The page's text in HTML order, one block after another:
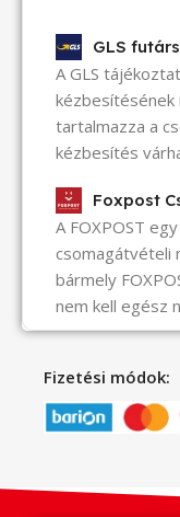
GLS
A GLS
kézbesítésének
tartalmazza a
kézbesítés
Foxpost
A FOXPOST
csomagátvételi
bármely
nem kell egész
Fizetési módok: